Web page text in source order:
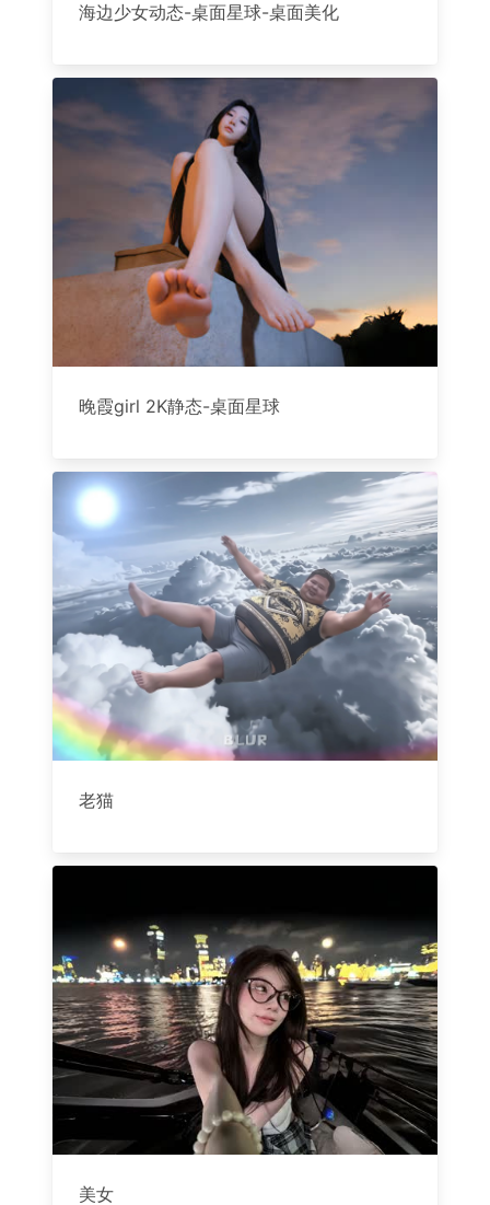
海边少女动态-桌面星球-桌面美化
晚霞girl 2K静态-桌面星球
老猫
美女